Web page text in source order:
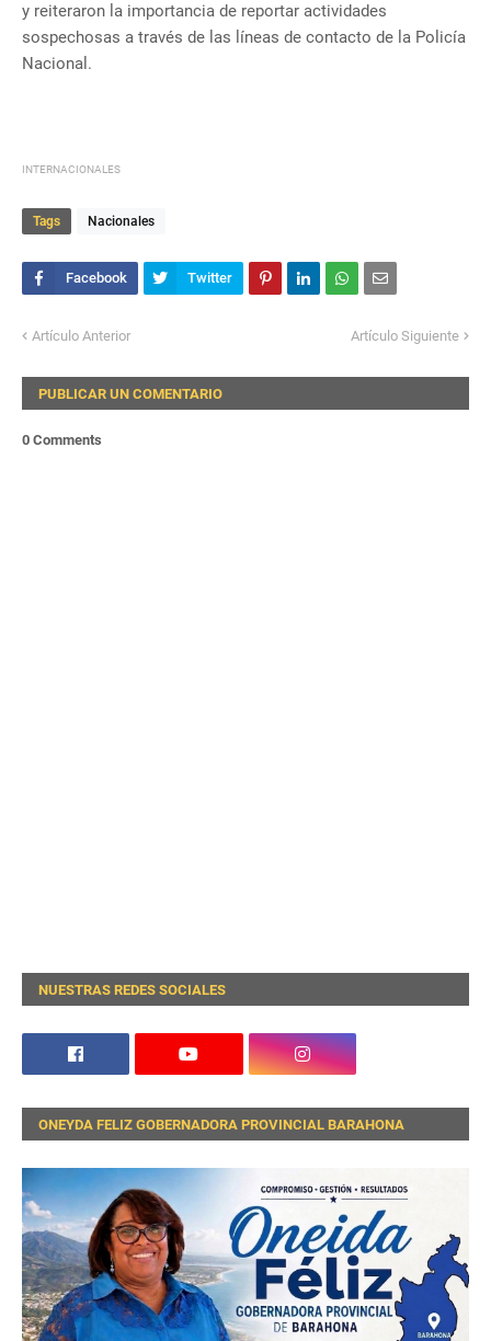
y reiteraron la importancia de reportar actividades
sospechosas a través de las líneas de contacto de la Policía
Nacional.
INTERNACIONALES
Tags Nacionales
Artículo Anterior Artículo Siguiente
PUBLICAR UN COMENTARIO
0 Comments
NUESTRAS REDES SOCIALES
ONEYDA FELIZ GOBERNADORA PROVINCIAL BARAHONA